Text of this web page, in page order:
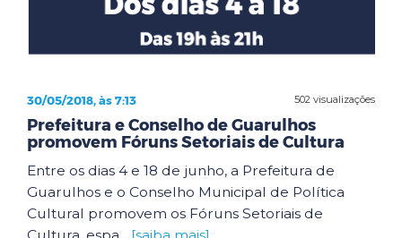
502 visualizações
30/05/2018, às 7:13
Prefeitura e Conselho de Guarulhos
promovem Fóruns Setoriais de Cultura
Entre os dias 4 e 18 de junho, a Prefeitura de
Guarulhos e o Conselho Municipal de Política
Cultural promovem os Fóruns Setoriais de
Cultura, espa... [saiba mais]